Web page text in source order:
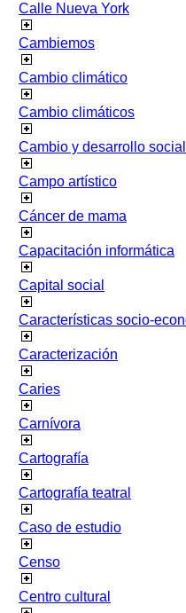
Calle Nueva York
Cambiemos
Cambio climático
Cambio climáticos
Cambio y desarrollo social
Campo artístico
Cáncer de mama
Capacitación informática
Capital social
Características socio-
Caracterización
Caries
Carnívora
Cartografía
Cartografía teatral
Caso de estudio
Censo
Centro cultural